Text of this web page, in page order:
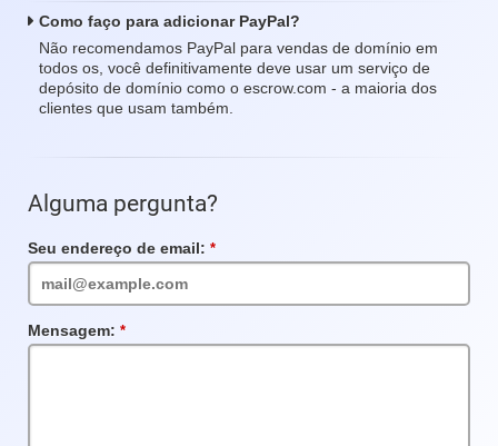
Como faço para adicionar PayPal?
Não recomendamos PayPal para vendas de domínio em
todos os, você definitivamente deve usar um serviço de
depósito de domínio como o escrow.com - a maioria dos
clientes que usam também.
Alguma pergunta?
Seu endereço de email:
obrigatório
Mensagem:
obrigatório